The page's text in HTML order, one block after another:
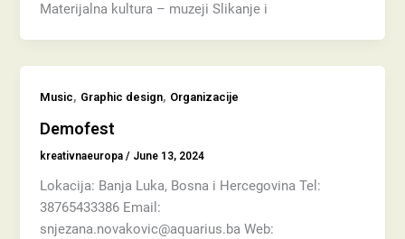
Materijalna kultura – muzeji Slikanje i
Music, Graphic design, Organizacije
Demofest
kreativnaeuropa/ June 13, 2024
Lokacija: Banja Luka, Bosna i Hercegovina Tel:
38765433386 Email:
snjezana.novakovic@aquarius.ba Web: